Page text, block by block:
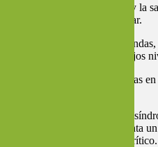
autoeficacia, la resiliencia y la
que se sienta menos bienestar.
con la percepción de
niveles de demanda, bajos
un mayor puntaje de síntomas
el resto de sus colegas.
con mayor presencia del
el trabajo. También presenta
inexistencia de